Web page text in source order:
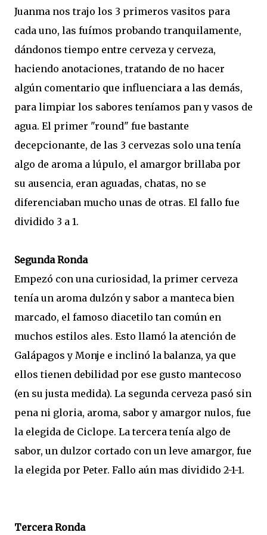
Juanma nos trajo los 3 primeros vasitos para
cada uno, las fuímos probando tranquilamente,
dándonos tiempo entre cerveza y cerveza,
haciendo anotaciones, tratando de no hacer
algún comentario que influenciara a las demás,
para limpiar los sabores teníamos pan y vasos de
agua. El primer "round" fue bastante
decepcionante, de las 3 cervezas solo una tenía
algo de aroma a lúpulo, el amargor brillaba por
su ausencia, eran aguadas, chatas, no se
diferenciaban mucho unas de otras. El fallo fue
dividido 3 a 1.
Segunda Ronda
Empezó con una curiosidad, la primer cerveza
tenía un aroma dulzón y sabor a manteca bien
marcado, el famoso diacetilo tan común en
muchos estilos ales. Esto llamó la atención de
Galápagos y Monje e inclinó la balanza, ya que
ellos tienen debilidad por ese gusto mantecoso
(en su justa medida). La segunda cerveza pasó sin
pena ni gloria, aroma, sabor y amargor nulos, fue
la elegida de Ciclope. La tercera tenía algo de
sabor, un dulzor cortado con un leve amargor, fue
la elegida por Peter. Fallo aún mas dividido 2-1-1.
Tercera Ronda